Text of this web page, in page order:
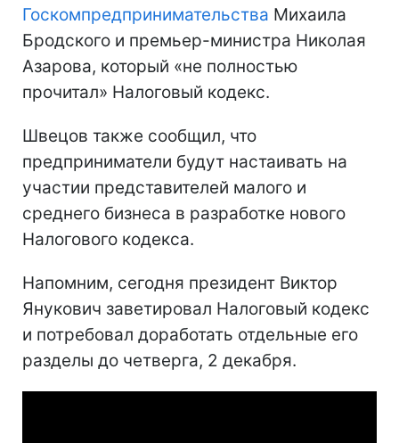
Госкомпредпринимательства Михаила
Бродского и премьер-министра Николая
Азарова, который «не полностью
прочитал» Налоговый кодекс.
Швецов также сообщил, что
предприниматели будут настаивать на
участии представителей малого и
среднего бизнеса в разработке нового
Налогового кодекса.
Напомним, сегодня президент Виктор
Янукович заветировал Налоговый кодекс
и потребовал доработать отдельные его
разделы до четверга, 2 декабря.